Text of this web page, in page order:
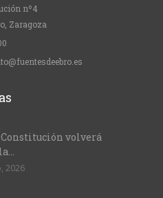
nº4
Zaragoza
Constitución volverá
2026